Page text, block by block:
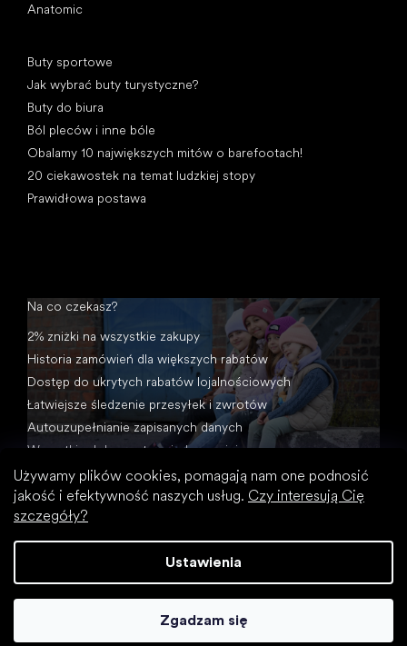
Używamy plików cookies, pomagają nam one podnosić
jakość i efektywność naszych usług. Czy interesują Cię
szczegóły?
Ustawienia
Zgadzam się
Anatomic
Buty sportowe
Jak wybrać buty turystyczne?
Buty do biura
Ból pleców i inne bóle
Obalamy 10 największych mitów o barefootach!
20 ciekawostek na temat ludzkiej stopy
Prawidłowa postawa
Na co czekasz?
2% zniżki na wszystkie zakupy
Historia zamówień dla większych rabatów
Dostęp do ukrytych rabatów lojalnościowych
Łatwiejsze śledzenie przesyłek i zwrotów
Autouzupełnianie zapisanych danych
Wszystkie dokumenty w jednym miejscu
Opracował Shoptet
Footic. Wszystkie prawa zastrzeżone.